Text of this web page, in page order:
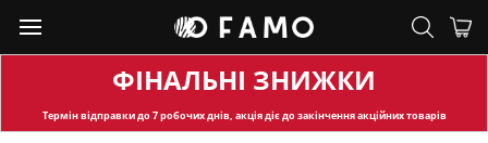
ФІНАЛЬНІ ЗНИЖКИ
Термін відправкидо 7 робочих днів, акція діє до закінчення акційних товарів